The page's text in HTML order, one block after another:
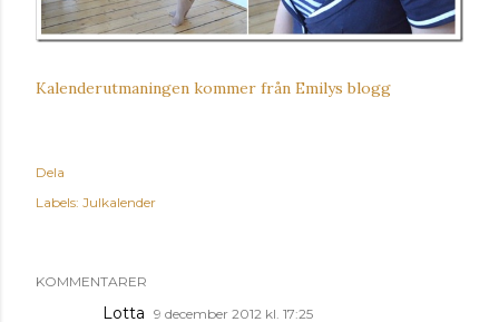
Kalenderutmaningen kommer från Emilys blogg
Dela
Labels: Julkalender
KOMMENTARER
Lotta 9 december 2012 kl. 17:25